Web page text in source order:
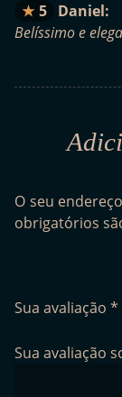
5
Daniel:
Belíssimo e
O seu
obrigatórios
Sua avaliação *
Sua avaliação